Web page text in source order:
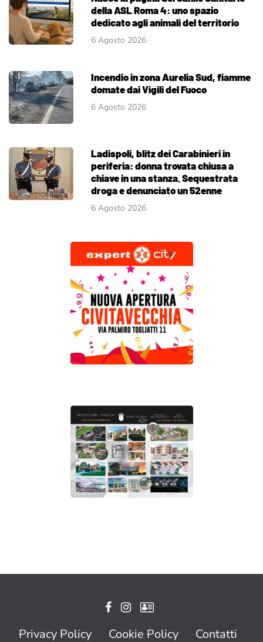
della ASL Roma 4: uno spazio
dedicato agli animali del territorio
6 Agosto 2026
Incendio in zona Aurelia Sud, fiamme
domate dai Vigili del Fuoco
6 Agosto 2026
Ladispoli, blitz dei Carabinieri in
periferia: donna trovata chiusa a
chiave in una stanza. Sequestrata
droga e denunciato un 52enne
6 Agosto 2026
Privacy Policy Cookie Policy Contatti